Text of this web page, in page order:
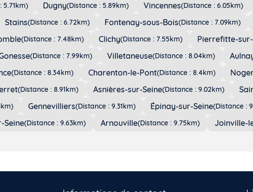
5.71km) Dugny(Distance : 5.89km) Vincennes(Distance : 6.05km)
Stains(Distance : 6.72km) Fontenay-sous-Bois(Distance : 7.09km)
(Distance : 7.48km) Clichy(Distance : 7.55km) Pierrefitte-
(Distance : 7.99km) Villetaneuse(Distance : 8.04km)
(Distance : 8.34km) Charenton-le-Pont(Distance : 8.4km)
(Distance : 8.91km) Asnières-sur-Seine(Distance : 9.02km)
Gennevilliers(Distance : 9.31km) Épinay-sur-Seine(Distance :
Seine(Distance : 9.63km) Arnouville(Distance : 9.75km) Joinville-